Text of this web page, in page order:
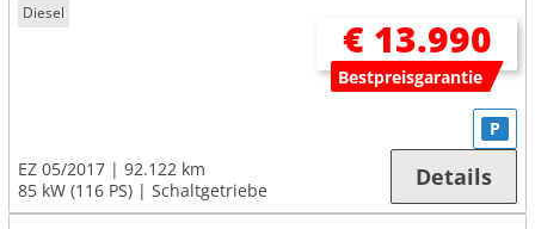
Diesel
€ 13.990
Bestpreisgarantie
EZ 05/2017
92.122 km
85 kW (116 PS)
Schaltgetriebe
P
Details